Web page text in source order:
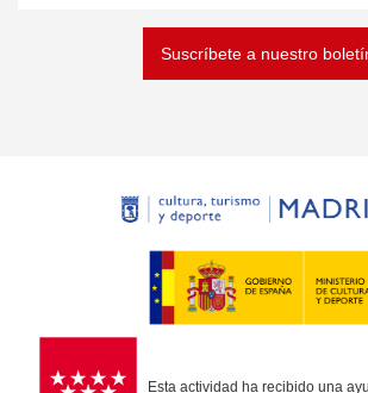
Suscríbete a nuestro
Esta actividad ha recibido una